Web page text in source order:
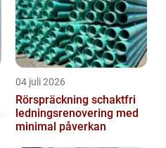
04 juli 2026
Rörspräckning schaktfri
ledningsrenovering med
minimal påverkan